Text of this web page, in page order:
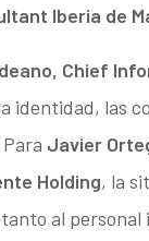
Iberia de
Chief
identidad, las
Javier
Holding, la
al